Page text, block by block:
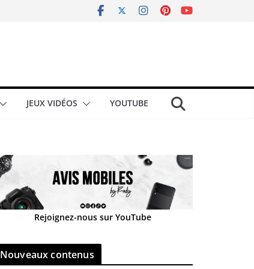
JEUX VIDÉOS YOUTUBE
Rejoignez-nous sur YouTube
Nouveaux contenus